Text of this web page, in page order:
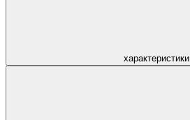
характеристики